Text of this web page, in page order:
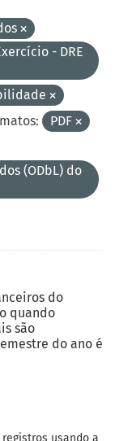
- DRE
PDF
(ODbL) do
do
quando
são
do ano é